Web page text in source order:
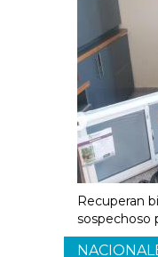
Recuperan
sospechoso